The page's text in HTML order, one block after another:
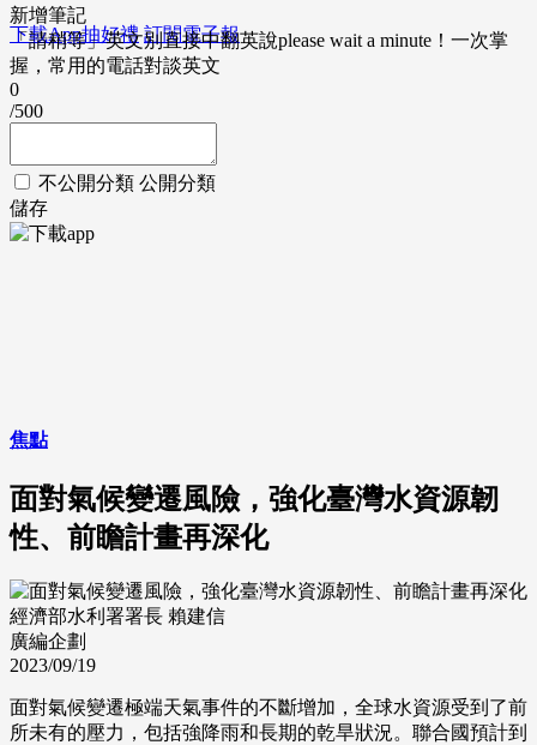
下載App抽好禮 訂閱電子報
新增筆記
「請稍等」英文別直接中翻英說please wait a minute！一次掌
握，常用的電話對談英文
0
/500
不公開分類 公開分類
儲存
焦點
面對氣候變遷風險，強化臺灣水資源韌
性、前瞻計畫再深化
經濟部水利署署長 賴建信
廣編企劃
2023/09/19
面對氣候變遷極端天氣事件的不斷增加，全球水資源受到了前
所未有的壓力，包括強降雨和長期的乾旱狀況。聯合國預計到